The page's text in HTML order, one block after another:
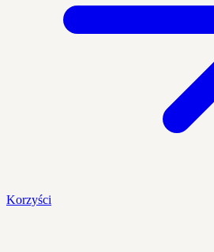
Korzyści